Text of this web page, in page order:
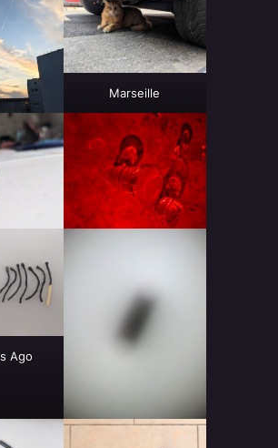
Marseille
Ago